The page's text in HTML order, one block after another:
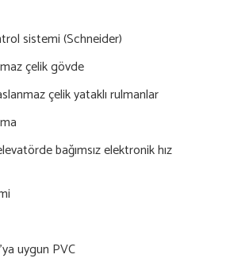
sistemi (Schneider)
çelik gövde
çelik yataklı rulmanlar
bağımsız elektronik hız
uygun PVC